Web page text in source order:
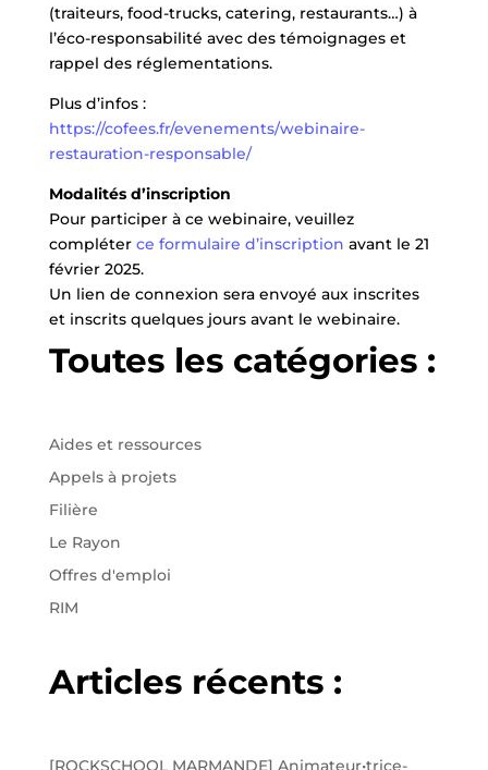
(traiteurs, food-trucks, catering, restaurants…) à
l’éco-responsabilité avec des témoignages et
rappel des réglementations.
Plus d’infos :
https://cofees.fr/evenements/webinaire-
restauration-responsable/
Modalités d’inscription
Pour participer à ce webinaire, veuillez
compléter ce formulaire d’inscription avant le 21
février 2025.
Un lien de connexion sera envoyé aux inscrites
et inscrits quelques jours avant le webinaire.
Toutes les catégories :
Aides et ressources
Appels à projets
Filière
Le Rayon
Offres d'emploi
RIM
Articles récents :
[ROCKSCHOOL MARMANDE] Animateur•trice-